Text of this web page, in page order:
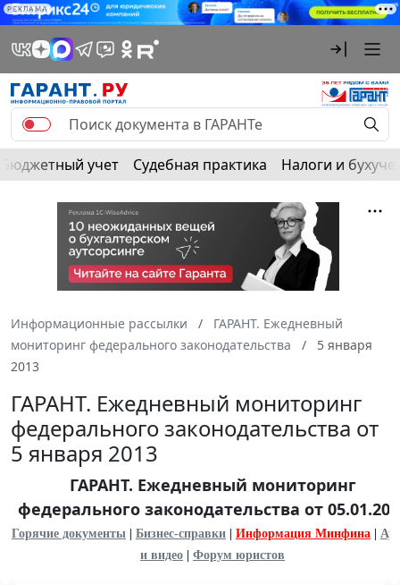
РЕКЛАМА
Бюджетный учет Судебная практика Налоги и
Информационные рассылки
ГАРАНТ. Ежедневный
мониторинг федерального законодательства
5 января
2013
ГАРАНТ. Ежедневный мониторинг
федерального законодательства от
5 января 2013
ГАРАНТ. Ежедневный мониторинг
федерального законодательства от
Горячие документы Бизнес-справки Информация Минфина
и видео
Форум юристов